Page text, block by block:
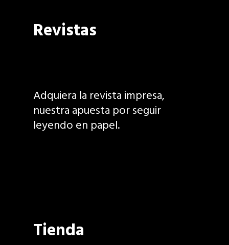
Revistas
Adquiera la revista impresa,
nuestra apuesta por seguir
leyendo en papel.
Tienda